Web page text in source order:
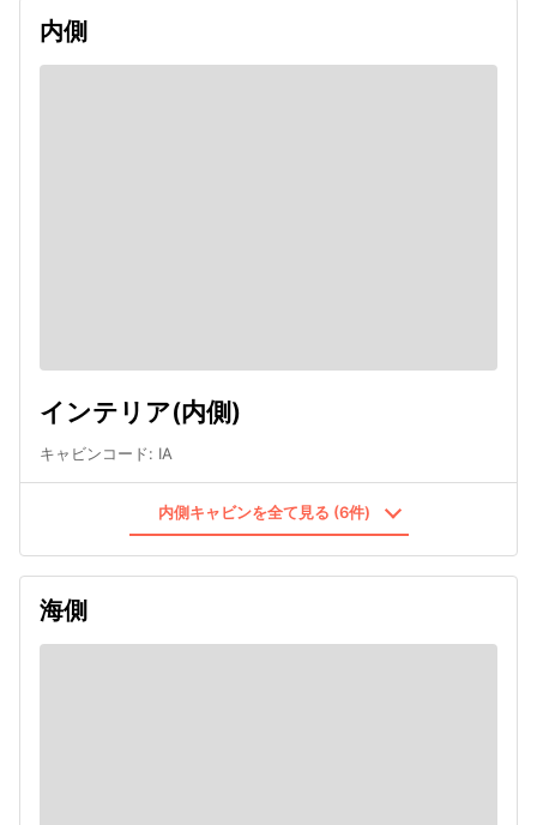
内側
インテリア(内側)
キャビンコード: IA
内側キャビンを全て見る (6件)
海側